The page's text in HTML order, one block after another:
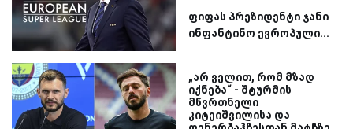
ფიფას პრეზიდენტი ჯანი
ინფანტინო ევროპული...
„არ ველით, რომ მზად
იქნება“ - შტურმის
მწვრთნელი
კიტეიშვილისა და